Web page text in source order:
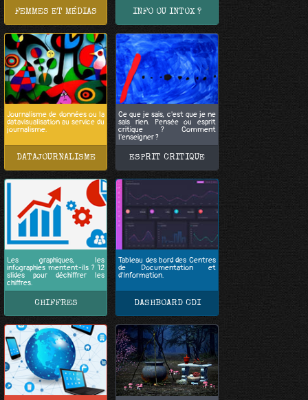
FEMMES ET MÉDIAS INFO OU INTOX ?
Journalisme de données ou la
datavisualisation au service du
journalisme.
DATAJOURNALISME
Ce que je sais, c'est que je ne
sais rien. Pensée ou esprit
critique ? Comment
l'enseigner ?
ESPRIT CRITIQUE
Les graphiques, les
infographies mentent-ils ? 12
slides pour déchiffrer les
chiffres.
CHIFFRES
Tableau des bord des Centres
de Documentation et
d'Information.
DASHBOARD CDI